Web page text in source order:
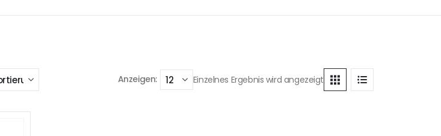
Anzeigen: Einzelnes Ergebnis wird angezeigt